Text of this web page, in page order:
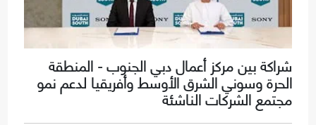
شراكة بين مركز أعمال دبي الجنوب - المنطقة
الحرة وسوني الشرق الأوسط وأفريقيا لدعم نمو
مجتمع الشركات الناشئة